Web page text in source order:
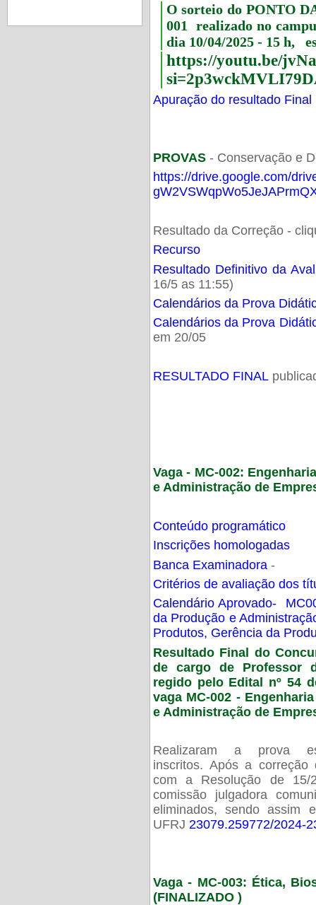
O sorteio do PONTO
001 realizado no
dia 10/04/2025 - 15 h,
https://youtu.be/
Apuração do resultado Final
PROVAS- Conservação e
https://drive.google.com/
Resultado da Correção -
Recurso
Resultado Definitivo da
16/5 as 11:55)
Calendários da Prova
Calendários da Prova
em 20/05
RESULTADO FINAL
Vaga - MC-002:
e Administração de
Conteúdo programático
Inscrições homologadas
Banca Examinadora -
Critérios de avaliação dos
Calendário Aprovado-
da Produção e
Produtos, Gerência da
Resultado Final do
de cargo de Professor
regido pelo Edital nº 54
vaga MC-002 -
e Administração de
Realizaram a prova
inscritos. Após a
com a Resolução de 15/
comissão julgadora
eliminados, sendo assim
UFRJ 23079.259772/2024-
Vaga - MC-003: Ética,
(FINALIZADO )